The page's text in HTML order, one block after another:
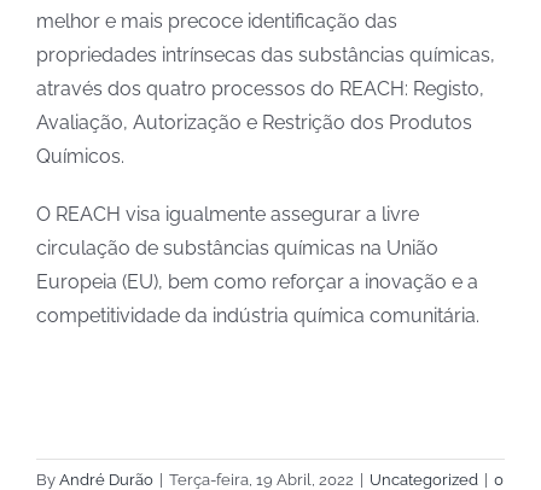
melhor e mais precoce identificação das
propriedades intrínsecas das substâncias químicas,
através dos quatro processos do REACH: Registo,
Avaliação, Autorização e Restrição dos Produtos
Químicos.
O REACH visa igualmente assegurar a livre
circulação de substâncias químicas na União
Europeia (EU), bem como reforçar a inovação e a
competitividade da indústria química comunitária.
By André Durão Terça-feira, 19 Abril, 2022 Uncategorized
0